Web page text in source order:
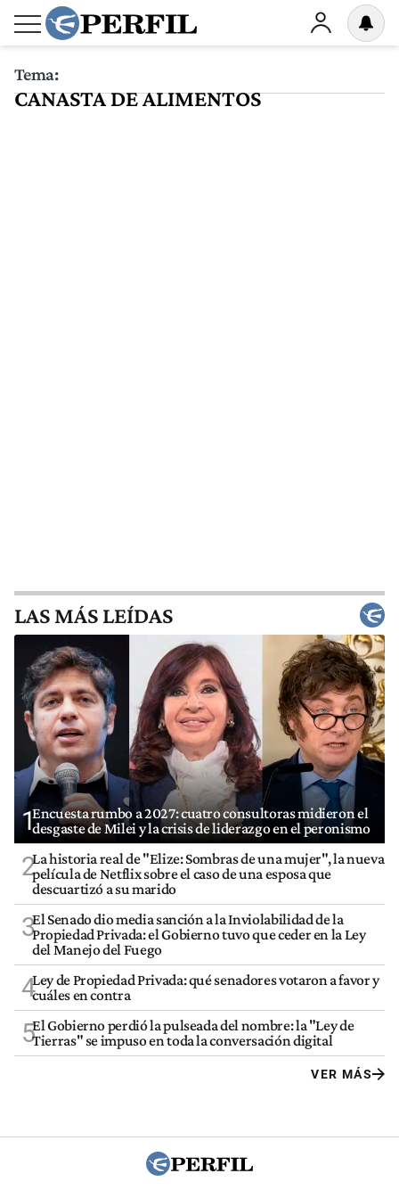
Tema:
CANASTA DE ALIMENTOS
LAS MÁS LEÍDAS
1Encuesta rumbo a 2027: cuatro consultoras midieron el
desgaste de Milei y la crisis de liderazgo en el peronismo
2La historia real de "Elize: Sombras de una mujer", la nueva
película de Netflix sobre el caso de una esposa que
descuartizó a su marido
3El Senado dio media sanción a la Inviolabilidad de la
Propiedad Privada: el Gobierno tuvo que ceder en la Ley
del Manejo del Fuego
4Ley de Propiedad Privada: qué senadores votaron a favor y
cuáles en contra
5El Gobierno perdió la pulseada del nombre: la "Ley de
Tierras" se impuso en toda la conversación digital
VER MÁS